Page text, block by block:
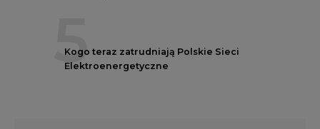
5
Kogo teraz zatrudniają Polskie Sieci
Elektroenergetyczne